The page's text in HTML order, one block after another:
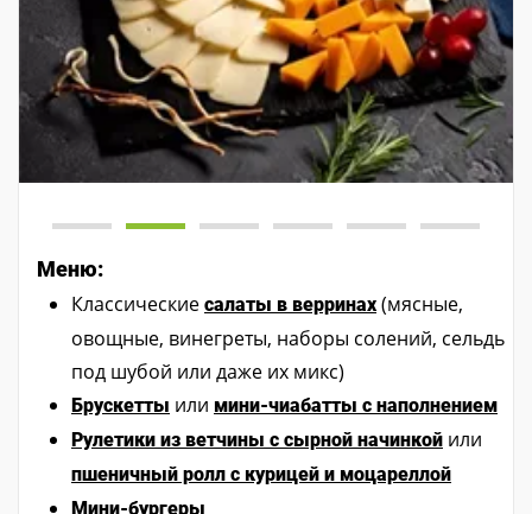
Меню:
Классические салаты в верринах (мясные,
овощные, винегреты, наборы солений, сельдь
под шубой или даже их микс)
Брускетты или мини-чиабатты с наполнением
Рулетики из ветчины с сырной начинкой или
пшеничный ролл с курицей и моцареллой
Мини-бургеры